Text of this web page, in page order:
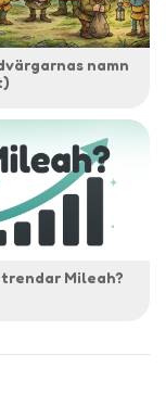
namn
Mileah?